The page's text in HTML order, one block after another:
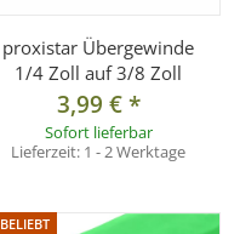
proxistar Übergewinde
1/4 Zoll auf 3/8 Zoll
3,99 €*
Sofort lieferbar
Lieferzeit: 1 - 2 Werktage
BELIEBT